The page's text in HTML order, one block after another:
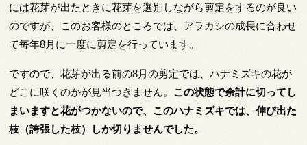
には花芽が出たときに花芽を選別しながら剪定をするのが良い
のですが、このお客様のところでは、アラカシの成長に合わせ
て毎年8月に一度に剪定を行っています。
ですので、花芽が出る前の8月の剪定では、ハナミズキの花が
どこに咲くのかが見当つきません。 この状態で余計に切ってし
まいますと花がつかないので、このハナミズキでは、伸び出た
枝（誇張した枝）しか切りませんでした。